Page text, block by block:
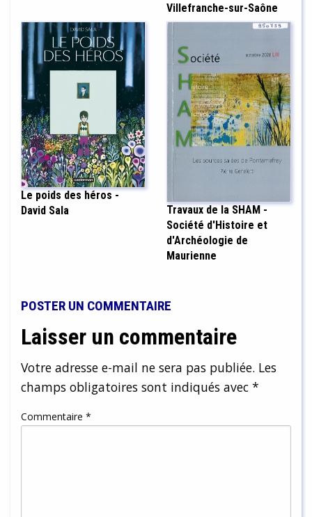
Villefranche-sur-Saône
Le poids des héros -
David Sala
Travaux de la SHAM -
Société d'Histoire et
d'Archéologie de
Maurienne
POSTER UN COMMENTAIRE
Laisser un commentaire
Votre adresse e-mail ne sera pas publiée. Les
champs obligatoires sont indiqués avec *
Commentaire *